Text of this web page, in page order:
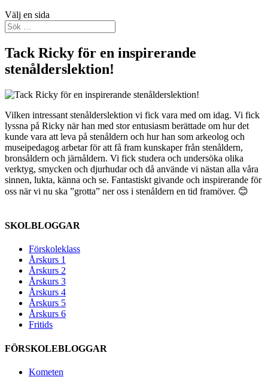
Välj en sida
Tack Ricky för en inspirerande
stenålderslektion!
Vilken intressant stenålderslektion vi fick vara med om idag. Vi fick
lyssna på Ricky när han med stor entusiasm berättade om hur det
kunde vara att leva på stenåldern och hur han som arkeolog och
museipedagog arbetar för att få fram kunskaper från stenåldern,
bronsåldern och järnåldern. Vi fick studera och undersöka olika
verktyg, smycken och djurhudar och då använde vi nästan alla våra
sinnen, lukta, känna och se. Fantastiskt givande och inspirerande för
oss när vi nu ska ”grotta” ner oss i stenåldern en tid framöver. 😊
SKOLBLOGGAR
Förskoleklass
Årskurs 1
Årskurs 2
Årskurs 3
Årskurs 4
Årskurs 5
Årskurs 6
Fritids
FÖRSKOLEBLOGGAR
Kometen